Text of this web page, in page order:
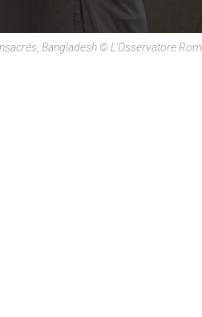
Bangladesh © L'Osservatore